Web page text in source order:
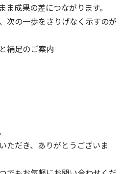
成果の差につながります。
次の一歩をさりげなく示すのが
補足のご案内
ただき、ありがとうございま